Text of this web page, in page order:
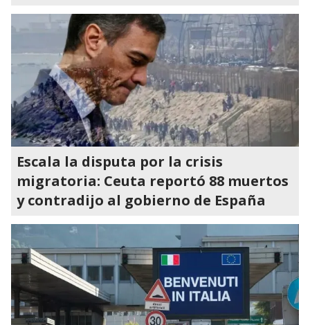
Escala la disputa por la crisis
migratoria: Ceuta reportó 88 muertos
y contradijo al gobierno de España